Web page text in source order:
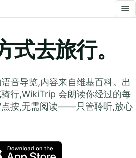
式去旅行。
音导览,内容来自维基百科。出
行,WikiTrip 会朗读你经过的每
点按,无需阅读——只管聆听,放心